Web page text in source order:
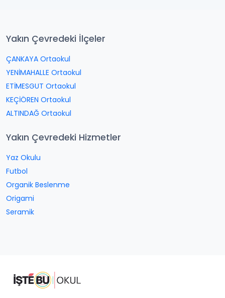
Yakın Çevredeki İlçeler
ÇANKAYA Ortaokul
YENİMAHALLE Ortaokul
ETİMESGUT Ortaokul
KEÇİÖREN Ortaokul
ALTINDAĞ Ortaokul
Yakın Çevredeki Hizmetler
Yaz Okulu
Futbol
Organik Beslenme
Origami
Seramik